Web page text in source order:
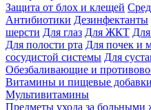
Защита от блох и клещей
Антибиотики Дезинфектанты
шерсти Для глаз Для ЖКТ
Для полости рта Для почек и
сосудистой системы Для
Обезбаливающие и
Витамины и пищевые добавки
Мультивитамины
Предметы ухода за